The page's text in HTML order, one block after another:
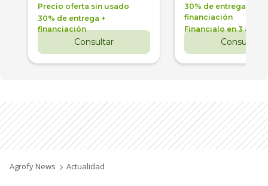
Precio oferta sin usado
30% de entrega +
financiación
Consultar
30% de entrega +
financiación
Financialo en 3 años
Consultar
Agrofy News Actualidad